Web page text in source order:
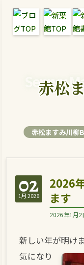
Senryu
赤松
赤松ますみ川柳
02
1月 2026
2026
ます
2026年1月
新しい年が明け
気になり